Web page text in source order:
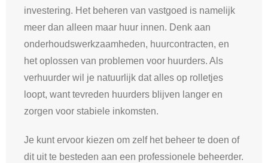
investering. Het beheren van vastgoed is namelijk
meer dan alleen maar huur innen. Denk aan
onderhoudswerkzaamheden, huurcontracten, en
het oplossen van problemen voor huurders. Als
verhuurder wil je natuurlijk dat alles op rolletjes
loopt, want tevreden huurders blijven langer en
zorgen voor stabiele inkomsten.
Je kunt ervoor kiezen om zelf het beheer te doen of
dit uit te besteden aan een professionele beheerder.